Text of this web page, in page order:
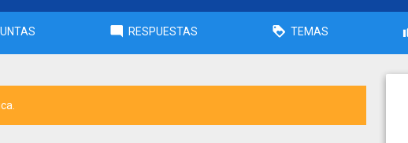
RESPUESTAS TEMAS